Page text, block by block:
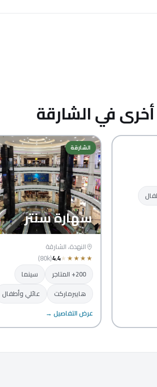
في الشارقة
الشارقة
سهارة سنتر
النهدة، الشارقة
★
★
★
★
★
4.4
(80k)
200+ المتاجر
سينما
هايبرماركت
عائلي وأطفال
عرض التفاصيل →